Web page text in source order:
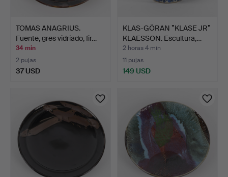
TOMAS ANAGRIUS.
Fuente, gres vidriado, fir…
34 min
2 pujas
37 USD
KLAS-GÖRAN ”KLASE JR”
KLAESSON. Escultura,…
2 horas 4 min
11 pujas
149 USD